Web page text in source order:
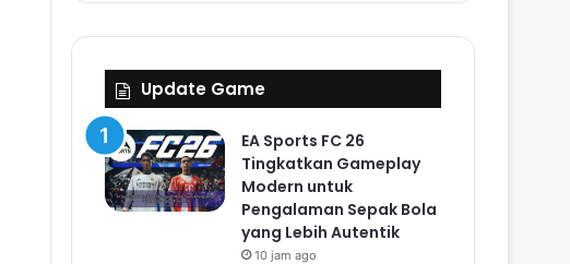
Update Game
EA Sports FC 26
Tingkatkan Gameplay
Modern untuk
Pengalaman Sepak Bola
yang Lebih Autentik
10 jam ago